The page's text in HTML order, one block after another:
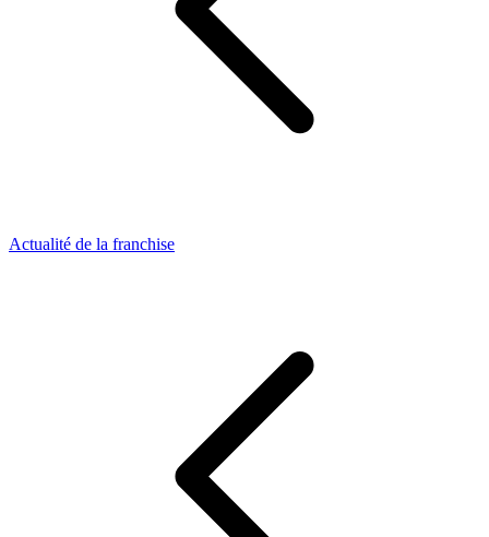
Actualité de la franchise